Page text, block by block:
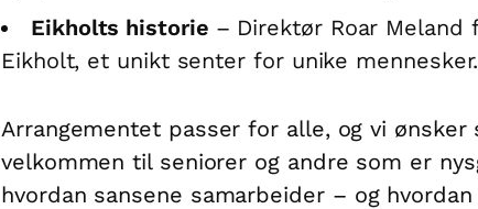
Eikholts historie – Direktør Roar Meland
Eikholt, et unikt senter for unike mennesker.
Arrangementet passer for alle, og vi
velkommen til seniorer og andre som er
hvordan sansene samarbeider – og